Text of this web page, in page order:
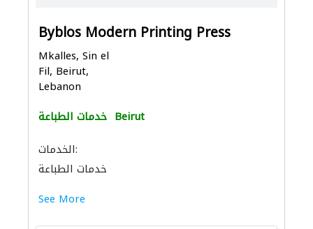
Byblos Modern Printing Press
Mkalles, Sin el
Fil, Beirut,
Lebanon
خدمات الطباعة Beirut
الخدمات:
خدمات الطباعة
See More